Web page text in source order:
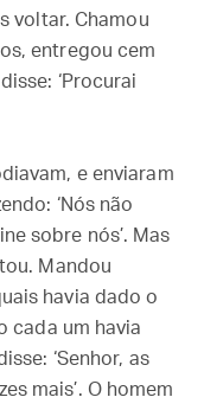
voltar. Chamou
entregou cem
‘Procurai
e enviaram
‘Nós não
sobre nós’. Mas
Mandou
havia dado o
cada um havia
‘Senhor, as
mais’. O homem